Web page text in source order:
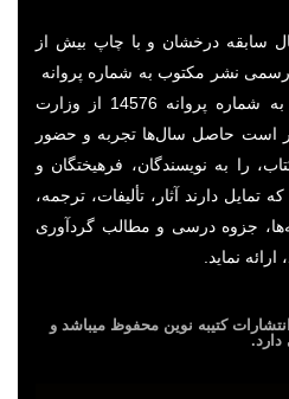
سابقه درخشان و با چاپ بیش از
نشر مکتوب به شماره پروانه
۱۱۶۴۸ و مجوز نشر دیجیتال به شماره پروانه 14576 از وزارت
است حاصل سال‌ها تجربه و حضور
را به نویسندگان، فرهیختگان و
دارند آثار، تألیفات، ترجمه،
جزوه درسی و مطالب گردآوری
نماید.
انتشارات کتیبه نوین محفوظ میباشد و
دارد.